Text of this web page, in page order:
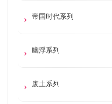
帝国时代系列
幽浮系列
废土系列